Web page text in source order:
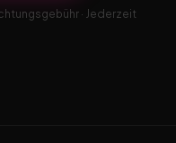
· Jederzeit